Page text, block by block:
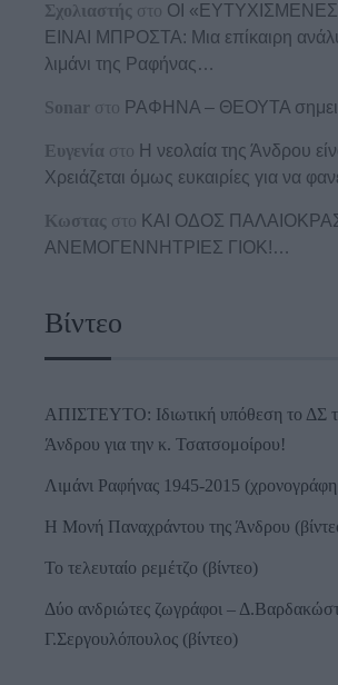
Σχολιαστής στο ΟΙ
ΕΙΝΑΙ ΜΠΡΟΣΤΑ: Μια επίκαιρη
λιμάνι της Ραφήνας…
Sonar στο ΡΑΦΗΝΑ – ΘΕΟΥΤΑ
Ευγενία στο Η νεολαία της Άνδρου
Χρειάζεται όμως ευκαιρίες για να
Κωστας στο ΚΑΙ ΟΔΟΣ
ΑΝΕΜΟΓΕΝΝΗΤΡΙΕΣ ΓΙΟΚ!…
Βίντεο
ΑΠΙΣΤΕΥΤΟ: Ιδιωτική υπόθεση το ΔΣ
Άνδρου για την κ. Τσατσομοίρου!
Λιμάνι Ραφήνας 1945-2015
Η Μονή Παναχράντου της Άνδρου
Το τελευταίο ρεμέτζο (βίντεο)
Δύο ανδριώτες ζωγράφοι –
Γ.Σεργουλόπουλος (βίντεο)